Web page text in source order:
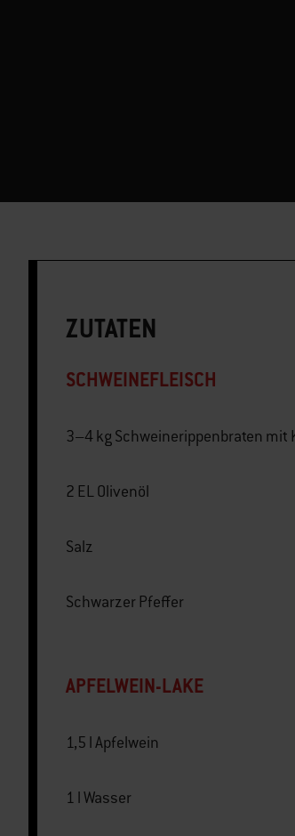
ZUTATEN
SCHWEINEFLEISCH
3–4 kg Schweinerippenbraten mit
2 EL Olivenöl
Salz
Schwarzer Pfeffer
APFELWEIN-LAKE
1,5 l Apfelwein
1 l Wasser